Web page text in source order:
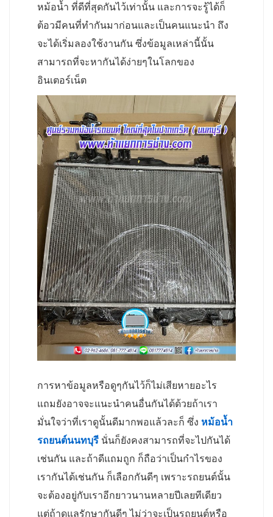
หม้อน้ำ ที่ดีที่สุดกันไว้เท่านั้น และการจะรู้ได้ก็
ต้อวมีคนที่ทำกันมาก่อนและเป็นคนแนะนำ ถึง
จะได้เริ่มลองใช้งานกัน ซึ่งข้อมูลเหล่านี้นั้น
สามารถที่จะหากันได้ง่ายๆในโลกของ
อินเตอร์เน็ต
การหาข้อมูลหรือดูๆกันไว้ก็ไม่เสียหายอะไร
แถมยังอาจจะแนะนำคนอื่นกันได้ด้วยถ้าเรา
มั่นใจว่าที่เราดูนั้นดีมากพอแล้วละก็ ซึ่ง หม้อน้ำ
รถยนต์นนทบุรี นั่นก็ยังคงสามารถที่จะไปกันได้
เช่นกัน และถ้าดีแถมถูก ก็ถือว่าเป็นกำไรของ
เรากันได้เช่นกัน ก็เลือกกันดีๆ เพราะรถยนต์นั้น
จะต้องอยู่กับเราอีกยาวนานหลายปีเลยทีเดียว
แต่ถ้าดูแลรักษากันดีๆ ไม่ว่าจะเป็นรถยนต์หรือ